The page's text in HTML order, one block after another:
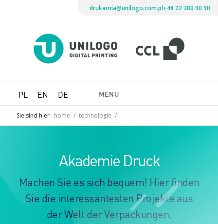
Digital
drukarnia@unilogo.com.pl+48 22 280 90 90
PL EN DE MENU
Sie sind hier home / technologie /
Akademie Druck
Machen Sie es sich bequem! Hier finden
Sie die interessantesten Projekte aus
der Welt der Verpackungen,